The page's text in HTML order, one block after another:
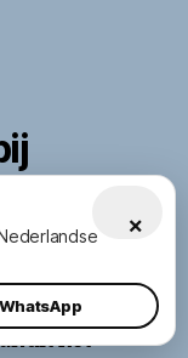
of
het
×
WhatsApp